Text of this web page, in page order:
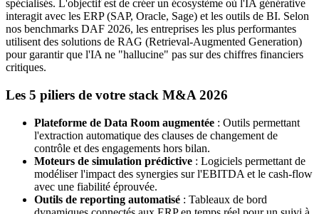
spécialisés. L'objectif est de créer un écosystème où l'IA générative
interagit avec les ERP (SAP, Oracle, Sage) et les outils de BI. Selon
nos benchmarks DAF 2026, les entreprises les plus performantes
utilisent des solutions de RAG (Retrieval-Augmented Generation)
pour garantir que l'IA ne "hallucine" pas sur des chiffres financiers
critiques.
Les 5 piliers de votre stack M&A 2026
Plateforme de Data Room augmentée : Outils permettant
l'extraction automatique des clauses de changement de
contrôle et des engagements hors bilan.
Moteurs de simulation prédictive : Logiciels permettant de
modéliser l'impact des synergies sur l'EBITDA et le cash-flow
avec une fiabilité éprouvée.
Outils de reporting automatisé : Tableaux de bord